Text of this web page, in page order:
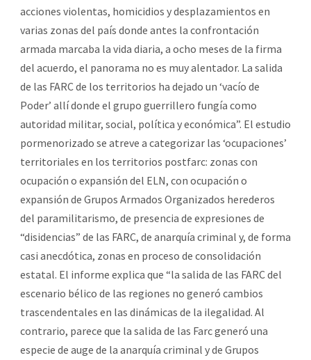
acciones violentas, homicidios y desplazamientos en
varias zonas del país donde antes la confrontación
armada marcaba la vida diaria, a ocho meses de la firma
del acuerdo, el panorama no es muy alentador. La salida
de las FARC de los territorios ha dejado un ‘vacío de
Poder’ allí donde el grupo guerrillero fungía como
autoridad militar, social, política y económica”. El estudio
pormenorizado se atreve a categorizar las ‘ocupaciones’
territoriales en los territorios postfarc: zonas con
ocupación o expansión del ELN, con ocupación o
expansión de Grupos Armados Organizados herederos
del paramilitarismo, de presencia de expresiones de
“disidencias” de las FARC, de anarquía criminal y, de forma
casi anecdótica, zonas en proceso de consolidación
estatal. El informe explica que “la salida de las FARC del
escenario bélico de las regiones no generó cambios
trascendentales en las dinámicas de la ilegalidad. Al
contrario, parece que la salida de las Farc generó una
especie de auge de la anarquía criminal y de Grupos